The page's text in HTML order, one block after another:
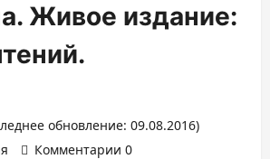
Живое издание:
обновление: 09.08.2016)
Комментарии 0